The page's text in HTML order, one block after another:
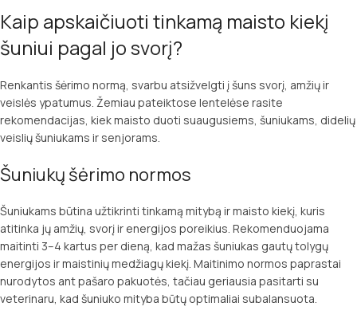
Kaip apskaičiuoti tinkamą maisto kiekį
šuniui pagal jo svorį?
Renkantis šėrimo normą, svarbu atsižvelgti į šuns svorį, amžių ir
veislės ypatumus. Žemiau pateiktose lentelėse rasite
rekomendacijas, kiek maisto duoti suaugusiems, šuniukams, didelių
veislių šuniukams ir senjorams.
Šuniukų šėrimo normos
Šuniukams būtina užtikrinti tinkamą mitybą ir maisto kiekį, kuris
atitinka jų amžių, svorį ir energijos poreikius. Rekomenduojama
maitinti 3–4 kartus per dieną, kad mažas šuniukas gautų tolygų
energijos ir maistinių medžiagų kiekį. Maitinimo normos paprastai
nurodytos ant pašaro pakuotės, tačiau geriausia pasitarti su
veterinaru, kad šuniuko mityba būtų optimaliai subalansuota.